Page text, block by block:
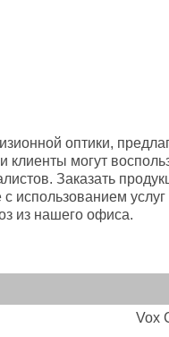
оптики,
могут
Заказать
использованием
из нашего офиса.
Vox